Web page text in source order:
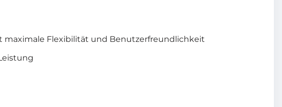
Flexibilität und Benutzerfreundlichkeit